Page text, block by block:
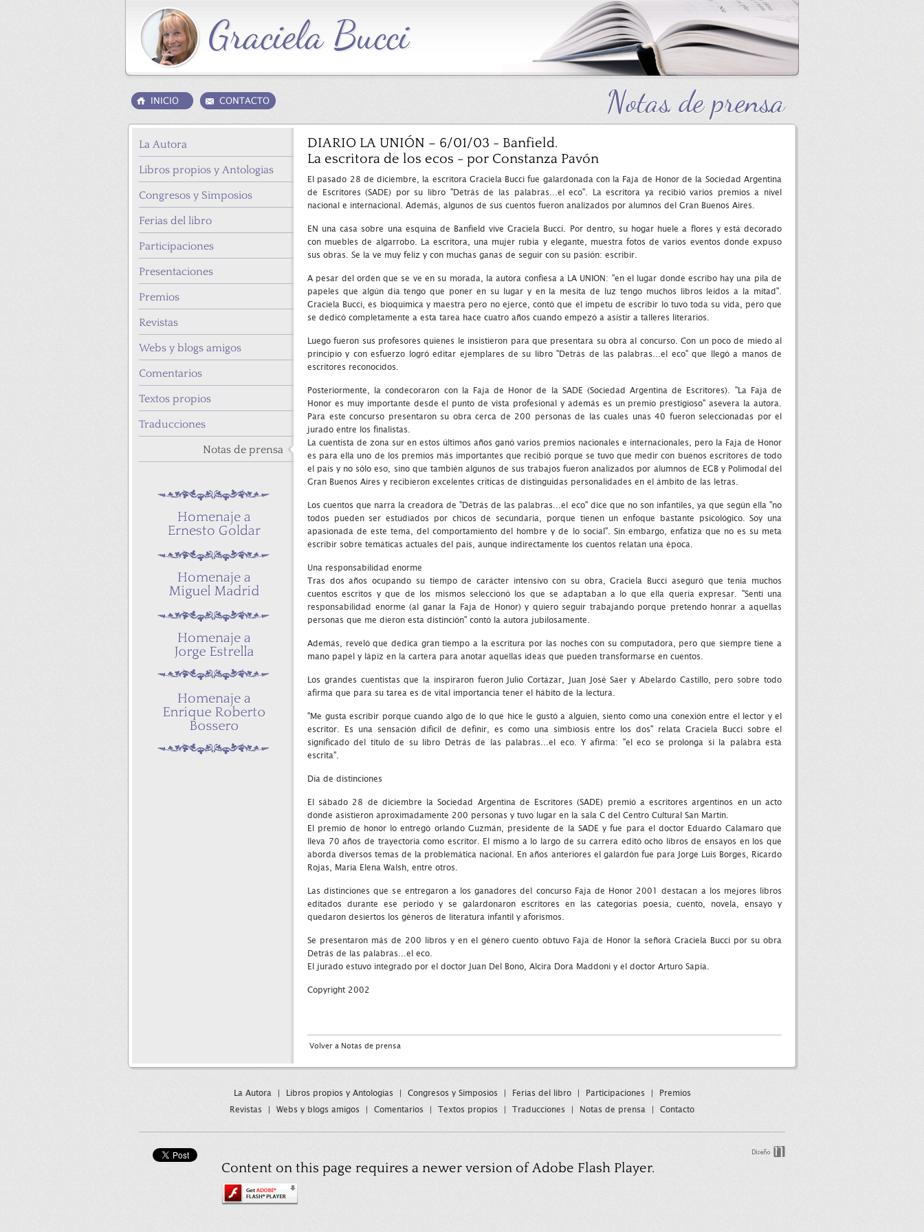
Notas de prensa
La Autora
Libros propios y Antologias
Congresos y Simposios
Ferias del libro
Participaciones
Presentaciones
Premios
Revistas
Webs y blogs amigos
Comentarios
Textos propios
Traducciones
Notas de prensa
DIARIO LA UNIÓN – 6/01/03 - Banfield.
La escritora de los ecos - por Constanza Pavón
El pasado 28 de diciembre, la escritora Graciela Bucci fue galardonada con la Faja de Honor de la Sociedad Argentina
de Escritores (SADE) por su libro "Detrás de las palabras...el eco". La escritora ya recibió varios premios a nivel
nacional e internacional. Además, algunos de sus cuentos fueron analizados por alumnos del Gran Buenos Aires.
EN una casa sobre una esquina de Banfield vive Graciela Bucci. Por dentro, su hogar huele a flores y está decorado
con muebles de algarrobo. La escritora, una mujer rubia y elegante, muestra fotos de varios eventos donde expuso
sus obras. Se la ve muy feliz y con muchas ganas de seguir con su pasión: escribir.
A pesar del orden que se ve en su morada, la autora confiesa a LA UNION: "en el lugar donde escribo hay una pila de
papeles que algún día tengo que poner en su lugar y en la mesita de luz tengo muchos libros leídos a la mitad".
Graciela Bucci, es bioquímica y maestra pero no ejerce, contó que el ímpetu de escribir lo tuvo toda su vida, pero que
se dedicó completamente a esta tarea hace cuatro años cuando empezó a asistir a talleres literarios.
Luego fueron sus profesores quienes le insistieron para que presentara su obra al concurso. Con un poco de miedo al
principio y con esfuerzo logró editar ejemplares de su libro "Detrás de las palabras...el eco" que llegó a manos de
escritores reconocidos.
Posteriormente, la condecoraron con la Faja de Honor de la SADE (Sociedad Argentina de Escritores). "La Faja de
Honor es muy importante desde el punto de vista profesional y además es un premio prestigioso" asevera la autora.
Para este concurso presentaron su obra cerca de 200 personas de las cuales unas 40 fueron seleccionadas por el
jurado entre los finalistas.
La cuentista de zona sur en estos últimos años ganó varios premios nacionales e internacionales, pero la Faja de Honor
es para ella uno de los premios más importantes que recibió porque se tuvo que medir con buenos escritores de todo
el país y no sólo eso, sino que también algunos de sus trabajos fueron analizados por alumnos de EGB y Polimodal del
Gran Buenos Aires y recibieron excelentes críticas de distinguidas personalidades en el ámbito de las letras.
Los cuentos que narra la creadora de "Detrás de las palabras...el eco" dice que no son infantiles, ya que según ella "no
todos pueden ser estudiados por chicos de secundaria, porque tienen un enfoque bastante psicológico. Soy una
apasionada de este tema, del comportamiento del hombre y de lo social". Sin embargo, enfatiza que no es su meta
escribir sobre temáticas actuales del país, aunque indirectamente los cuentos relatan una época.
Una responsabilidad enorme
Tras dos años ocupando su tiempo de carácter intensivo con su obra, Graciela Bucci aseguró que tenía muchos
cuentos escritos y que de los mismos seleccionó los que se adaptaban a lo que ella quería expresar. "Sentí una
responsabilidad enorme (al ganar la Faja de Honor) y quiero seguir trabajando porque pretendo honrar a aquellas
personas que me dieron esta distinción" contó la autora jubilosamente.
Además, reveló que dedica gran tiempo a la escritura por las noches con su computadora, pero que siempre tiene a
mano papel y lápiz en la cartera para anotar aquellas ideas que pueden transformarse en cuentos.
Los grandes cuentistas que la inspiraron fueron Julio Cortázar, Juan José Saer y Abelardo Castillo, pero sobre todo
afirma que para su tarea es de vital importancia tener el hábito de la lectura.
"Me gusta escribir porque cuando algo de lo que hice le gustó a alguien, siento como una conexión entre el lector y el
escritor. Es una sensación difícil de definir, es como una simbiosis entre los dos" relata Graciela Bucci sobre el
significado del título de su libro Detrás de las palabras...el eco. Y afirma: "el eco se prolonga si la palabra está
escrita".
Día de distinciones
El sábado 28 de diciembre la Sociedad Argentina de Escritores (SADE) premió a escritores argentinos en un acto
donde asistieron aproximadamente 200 personas y tuvo lugar en la sala C del Centro Cultural San Martín.
El premio de honor lo entregó orlando Guzmán, presidente de la SADE y fue para el doctor Eduardo Calamaro que
lleva 70 años de trayectoria como escritor. El mismo a lo largo de su carrera editó ocho libros de ensayos en los que
aborda diversos temas de la problemática nacional. En años anteriores el galardón fue para Jorge Luis Borges, Ricardo
Rojas, María Elena Walsh, entre otros.
Las distinciones que se entregaron a los ganadores del concurso Faja de Honor 2001 destacan a los mejores libros
editados durante ese período y se galardonaron escritores en las categorías poesía, cuento, novela, ensayo y
quedaron desiertos los géneros de literatura infantil y aforismos.
Se presentaron más de 200 libros y en el género cuento obtuvo Faja de Honor la señora Graciela Bucci por su obra
Detrás de las palabras...el eco.
El jurado estuvo integrado por el doctor Juan Del Bono, Alcira Dora Maddoni y el doctor Arturo Sapia.
Copyright 2002
Volver a Notas de prensa
La Autora Libros propios y Antologias Congresos y Simposios Ferias del libro Participaciones
Premios
Revistas
Webs y blogs amigos Comentarios Textos propios Traducciones Notas de prensa Contacto
Content on this page requires a newer version of Adobe Flash Player.